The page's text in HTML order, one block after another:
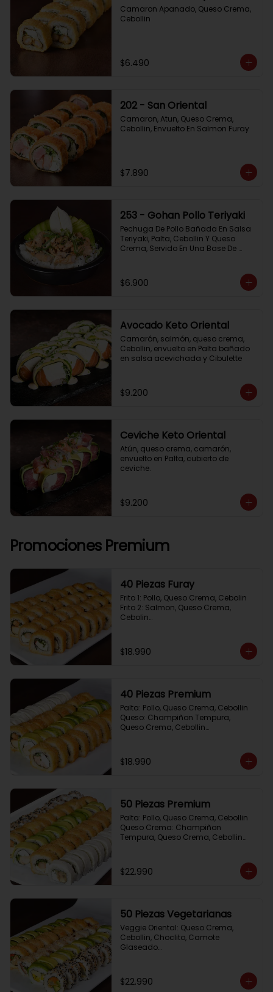
Camaron Apanado, Queso Crema,
Cebollin
$6.490
202 - San Oriental
Camaron, Atun, Queso Crema,
Cebollin, Envuelto En Salmon Furay
$7.890
253 - Gohan Pollo Teriyaki
Pechuga De Pollo Bañada En Salsa
Teriyaki, Palta, Cebollin Y Queso
Crema, Servido En Una Base De
$6.900
Avocado Keto Oriental
Camarón, salmón, queso crema,
Cebollin, envuelto en Palta bañado
en salsa acevichada y Cibulette
$9.200
Ceviche Keto Oriental
Atún, queso crema, camarón,
envuelto en Palta, cubierto de
ceviche.
$9.200
Promociones Premium
40 Piezas Furay
Frito 1: Pollo, Queso Crema, Cebolin
Frito 2: Salmon, Queso Crema,
Cebolin
Frito 4: Kanikama, Queso Crema,
Cebollin
$18.990
40 Piezas Premium
Palta: Pollo, Queso Crema, Cebollin
Queso: Champiñon Tempura,
Queso Crema, Cebollin
Cebollin
$18.990
50 Piezas Premium
Palta: Pollo, Queso Crema, Cebollin
Queso Crema: Champiñon
Tempura, Queso Crema, Cebollin
Cebollin
Frito 2: Pollo, Queso Crema, Cebollin
$22.990
50 Piezas Vegetarianas
Veggie Oriental: Queso Crema,
Cebollin, Choclito, Camote
Glaseado
Avocado Veggie:	Palmito, Choclito,
Queso Crema, Cebollin
$22.990